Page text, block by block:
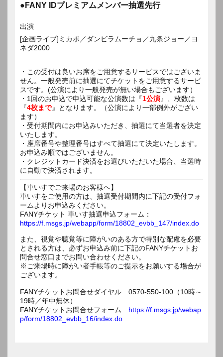
●FANY IDプレミアムメンバー抽選先行
出演
[企画ライブ]ミカボ／ダンビラムーチョ／九条ジョー／ヨ
ネダ2000
・この受付は良いお席をご用意するサービスではございま
せん。一般発売前に抽選にてチケットをご用意するサービ
スです。(公演により一般発売が無い場合もございます）
・1回のお申込で申込可能な公演数は『1公演』、枚数は
『4枚まで』となります。（公演により一部例外がござい
ます）
・受付期間内にお申込みいただき、抽選にて当選者を決定
いたします。
・座席番号や整理番号はすべて抽選にて決定いたします。
お申込み順ではございません。
・クレジットカード決済をお選びいただいた場合、当選時
に自動で決済されます。
【車いすでご来場のお客様へ】
車いすをご使用の方は、抽選受付期間内に下記の受付フォ
ームよりお申込みください。
FANYチケット 車いす抽選申込フォーム：
https://f.msgs.jp/webapp/form/18802_evbb_147/index.do
また、視覚や聴覚等に障がいのある方で特別な配慮を必要
とされる方は、必ずお申込み前に下記のFANYチケットお
問合せ窓口までお問い合わせください。
※ご来場時に障がい者手帳等のご提示をお願いする場合が
ございます。
FANYチケットお問合せダイヤル 0570-550-100（10時～
19時／年中無休）
FANYチケットお問合せフォーム https://f.msgs.jp/webap
p/form/18802_evbb_16/index.do